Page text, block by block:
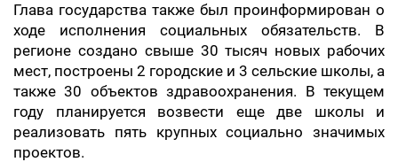
Глава государства также был проинформирован о
ходе исполнения социальных обязательств. В
регионе создано свыше 30 тысяч новых рабочих
мест, построены 2 городские и 3 сельские школы, а
также 30 объектов здравоохранения. В текущем
году планируется возвести еще две школы и
реализовать пять крупных социально значимых
проектов.